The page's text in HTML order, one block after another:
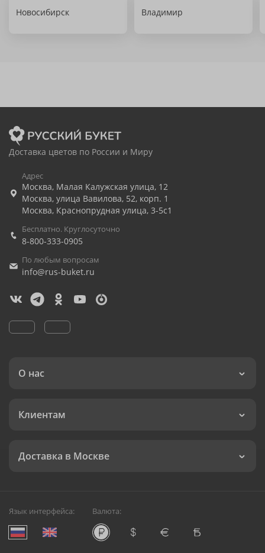
Новосибирск Владимир
Доставка цветов по России и Миру
Адрес
Москва, Малая Калужская улица, 12
Москва, улица Вавилова, 52, корп. 1
Москва, Краснопрудная улица, 3-5с1
Бесплатно. Круглосуточно
8-800-333-0905
По любым вопросам
info@rus-buket.ru
О нас
Клиентам
Доставка в Москве
Язык интерфейса: Валюта: